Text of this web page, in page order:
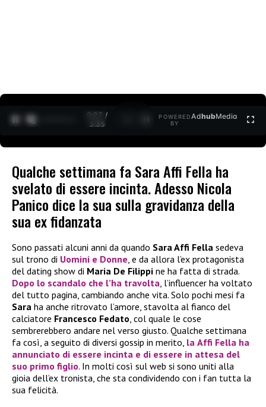
0:27 /
3:35
POWERED
BY
AdhubMedia
Qualche settimana fa Sara Affi Fella ha
svelato di essere incinta. Adesso Nicola
Panico dice la sua sulla gravidanza della
sua ex fidanzata
Sono passati alcuni anni da quando Sara Affi Fella sedeva
sul trono di Uomini e Donne, e da allora l’ex protagonista
del dating show di Maria De Filippi ne ha fatta di strada.
Dopo lo scandalo che l’ha travolta, l’influencer ha voltato
del tutto pagina, cambiando anche vita. Solo pochi mesi fa
Sara ha anche ritrovato l’amore, stavolta al fianco del
calciatore Francesco Fedato, col quale le cose
sembrerebbero andare nel verso giusto. Qualche settimana
fa così, a seguito di diversi gossip in merito, la Affi Fella ha
annunciato di essere incinta e di essere in attesa del
suo primo figlio. In molti così sul web si sono uniti alla
gioia dell’ex tronista, che sta condividendo con i fan tutta la
sua felicità.